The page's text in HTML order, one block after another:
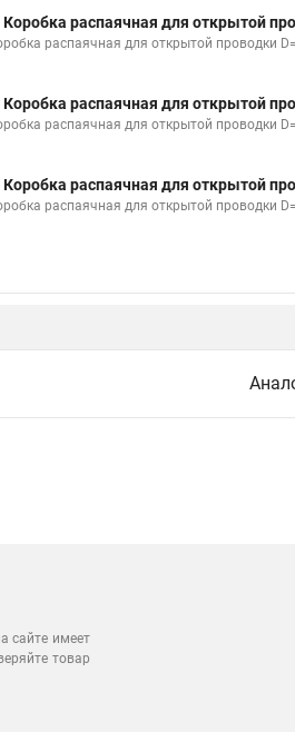
Коробка распаячная для открытой
распаячная для открытой проводки
Коробка распаячная для открытой
распаячная для открытой проводки
Коробка распаячная для открытой
распаячная для открытой проводки
сайте имеет
товар